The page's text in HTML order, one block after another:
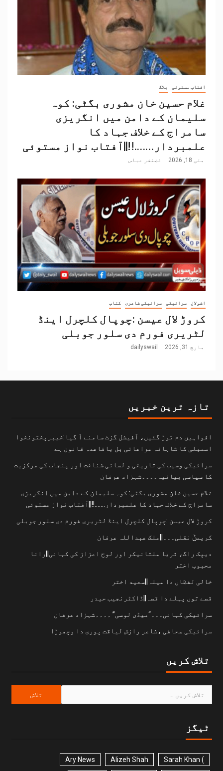
آفتاب مستوئی بلاگ
غلام حسین خان مشوری بگٹی: کوہ
سلیمان کے دامن میں انگریزی
سامراج کے خلاف جہاد کا
علمبردار…….!!||آفتاب نواز مستوئی
مئی 18, 2026 غضنفر عباس
اشولال سرائیکی سرائیکی شاعری کتاب
کروڑ لال عیسن :چوپال کلچرل اینڈ
لٹریری فورم دی سلور جوبلی
مارچ 31, 2026 dailyswail
تازہ ترین خبریں
افواہیں دم توڑ گئیں، آفیشل گزٹ سامنے آ گیا:خیبرپختونخوا
اسمبلی کا شاہانہ مراعاتی بل باقاعدہ قانون ہے
سرائیکی وسیب کی تاریخی و لسانی شناخت اور پنجاب کی مرکزیت
کا سیاسی بیانیہ۔۔۔۔شہزاد عرفان
غلام حسین خان مشوری بگٹی: کوہ سلیمان کے دامن میں انگریزی
سامراج کے خلاف جہاد کا علمبردار…….!!||آفتاب نواز مستوئی
کروڑ لال عیسن :چوپال کلچرل اینڈ لٹریری فورم دی سلور جوبلی
کریمݨ نقلی۔۔۔||ملک عبداللہ عرفان
دیپک راگ، ثریا ملتانیکر اور لوح اعزاز کی کہانی||رانا
محبوب اختر
خالی لفظاں دا میلہ||سعید اختر
قصے توں پہلے دا قصہ||ڈاکٹرنجیب حیدر
سرائیکی کہانی۔۔۔“میڈی لوسی” ۔۔۔۔شہزاد عرفان
سرائیکی صحافی ،شاعر رازش لیاقت پوری دا وچھوڑا
تلاش کریں
ٹیگز
) Sarah Khan
Alizeh Shah
Ary News